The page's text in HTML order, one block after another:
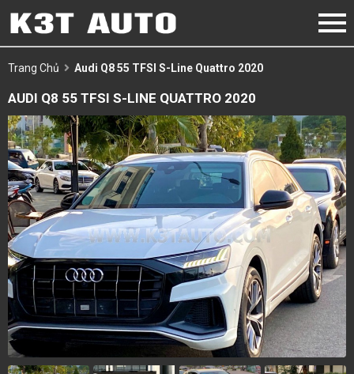
Trang Chủ Audi Q8 55 TFSI S-Line Quattro 2020
AUDI Q8 55 TFSI S-LINE QUATTRO 2020